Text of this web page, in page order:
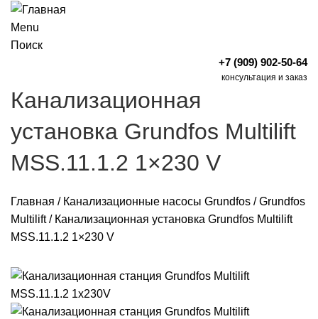
Menu
Поиск
+7 (909) 902-50-64
консультация и заказ
Канализационная
установка Grundfos Multilift
MSS.11.1.2 1×230 V
Главная / Канализационные насосы Grundfos /Grundfos
Multilift/ Канализационная установка Grundfos Multilift
MSS.11.1.2 1×230 V